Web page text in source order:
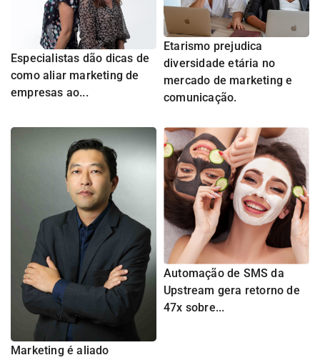
Especialistas dão dicas de
como aliar marketing de
empresas ao...
Etarismo prejudica
diversidade etária no
mercado de marketing e
comunicação.
Marketing é aliado
Automação de SMS da
Upstream gera retorno de
47x sobre...